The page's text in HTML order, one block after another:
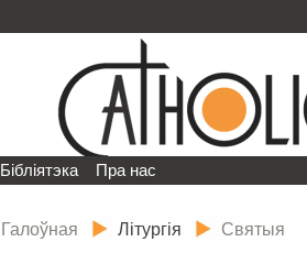
Бібліятэка Пра нас
Галоўная Літургія Святыя